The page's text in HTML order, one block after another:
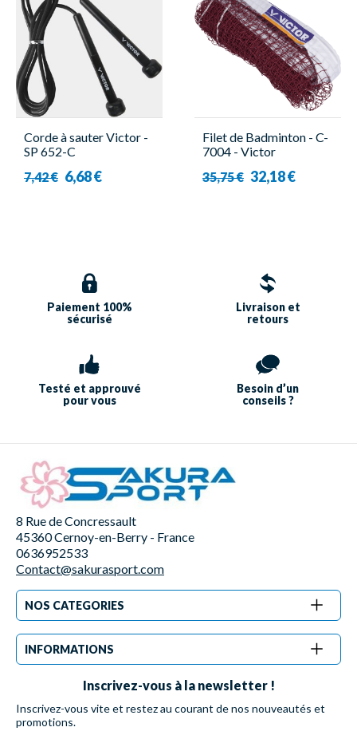
Corde à sauter Victor -
SP 652-C
7,42 € 6,68 €
Filet de Badminton - C-
7004 - Victor
35,75 € 32,18 €
Paiement 100%
sécurisé
Livraison et
retours
Testé et approuvé
pour vous
Besoin d’un
conseils ?
8 Rue de Concressault
45360 Cernoy-en-Berry - France
0636952533
Contact@sakurasport.com
NOS CATEGORIES
INFORMATIONS
Inscrivez-vous à la newsletter !
Inscrivez-vous vite et restez au courant de nos nouveautés et
promotions.